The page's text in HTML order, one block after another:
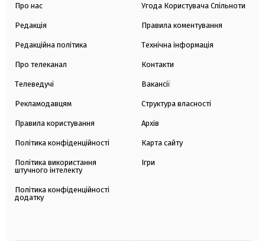
Про нас
Редакція
Редакційна політика
Про телеканал
Телеведучі
Рекламодавцям
Правила користування
Політика конфіденційності
Політика використання
штучного інтелекту
Політика конфіденційності
додатку
Угода Користувача Спільноти
Правила коментування
Технічна інформація
Контакти
Вакансії
Структура власності
Архів
Карта сайту
Ігри